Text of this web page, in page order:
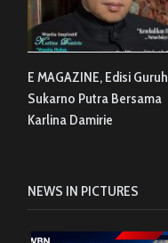
E MAGAZINE, Edisi Guruh
Sukarno Putra Bersama
Karlina Damirie
NEWS IN PICTURES